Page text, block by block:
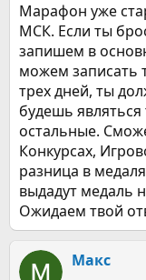
Марафон уже
МСК. Если ты
запишем в
можем записать
трех дней, ты
будешь
остальные.
Конкурсах,
разница в
выдадут медаль
Ожидаем твой
Макс